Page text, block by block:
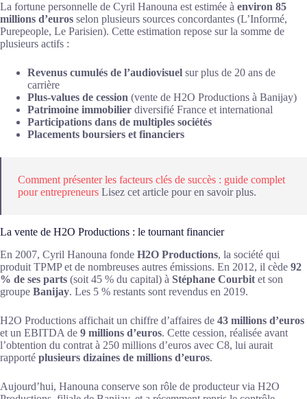
La fortune personnelle de Cyril Hanouna est estimée à environ 85
millions d’euros selon plusieurs sources concordantes (L’Informé,
Purepeople, Le Parisien). Cette estimation repose sur la somme de
plusieurs actifs :
Revenus cumulés de l’audiovisuel sur plus de 20 ans de
carrière
Plus-values de cession (vente de H2O Productions à Banijay)
Patrimoine immobilier diversifié France et international
Participations dans de multiples sociétés
Placements boursiers et financiers
Comment présenter les facteurs clés de succès : guide complet
pour entrepreneurs Lisez cet article pour en savoir plus.
La vente de H2O Productions : le tournant financier
En 2007, Cyril Hanouna fonde H2O Productions, la société qui
produit TPMP et de nombreuses autres émissions. En 2012, il cède 92
% de ses parts (soit 45 % du capital) à Stéphane Courbit et son
groupe Banijay. Les 5 % restants sont revendus en 2019.
H2O Productions affichait un chiffre d’affaires de 43 millions d’euros
et un EBITDA de 9 millions d’euros. Cette cession, réalisée avant
l’obtention du contrat à 250 millions d’euros avec C8, lui aurait
rapporté plusieurs dizaines de millions d’euros.
Aujourd’hui, Hanouna conserve son rôle de producteur via H2O